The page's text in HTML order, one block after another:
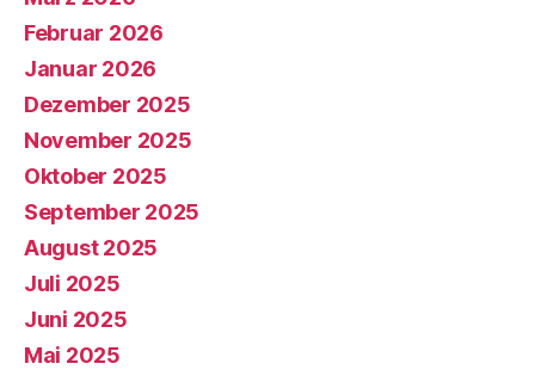
Februar 2026
Januar 2026
Dezember 2025
November 2025
Oktober 2025
September 2025
August 2025
Juli 2025
Juni 2025
Mai 2025